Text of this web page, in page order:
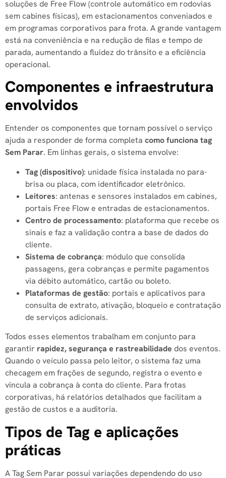
soluções de Free Flow (controle automático em rodovias
sem cabines físicas), em estacionamentos conveniados e
em programas corporativos para frota. A grande vantagem
está na conveniência e na redução de filas e tempo de
parada, aumentando a fluidez do trânsito e a eficiência
operacional.
Componentes e infraestrutura
envolvidos
Entender os componentes que tornam possível o serviço
ajuda a responder de forma completa como funciona tag
Sem Parar. Em linhas gerais, o sistema envolve:
Tag (dispositivo): unidade física instalada no para-
brisa ou placa, com identificador eletrônico.
Leitores: antenas e sensores instalados em cabines,
portais Free Flow e entradas de estacionamentos.
Centro de processamento: plataforma que recebe os
sinais e faz a validação contra a base de dados do
cliente.
Sistema de cobrança: módulo que consolida
passagens, gera cobranças e permite pagamentos
via débito automático, cartão ou boleto.
Plataformas de gestão: portais e aplicativos para
consulta de extrato, ativação, bloqueio e contratação
de serviços adicionais.
Todos esses elementos trabalham em conjunto para
garantir rapidez, segurança e rastreabilidade dos eventos.
Quando o veículo passa pelo leitor, o sistema faz uma
checagem em frações de segundo, registra o evento e
vincula a cobrança à conta do cliente. Para frotas
corporativas, há relatórios detalhados que facilitam a
gestão de custos e a auditoria.
Tipos de Tag e aplicações
práticas
A Tag Sem Parar possui variações dependendo do uso